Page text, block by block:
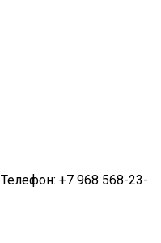
Телефон: +7 968 568-23-